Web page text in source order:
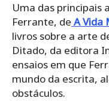
Uma das principais
Ferrante, de A Vida
livros sobre a arte
Ditado, da editora
ensaios em que
mundo da escrita,
obstáculos.